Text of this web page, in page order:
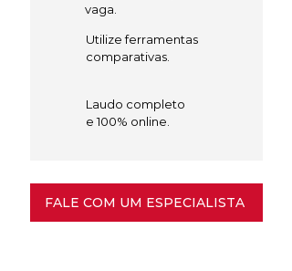
vaga.
Utilize ferramentas
comparativas.
Laudo completo
e 100% online.
FALE COM UM ESPECIALISTA